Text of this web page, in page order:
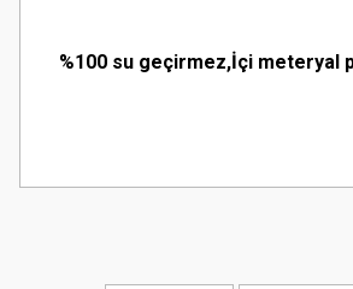
%100 su geçirmez,İçi meteryal
Görüş ve önerileriniz için teşekkür ederiz.